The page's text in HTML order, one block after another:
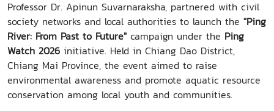
Professor Dr. Apinun Suvarnaraksha, partnered with civil
society networks and local authorities to launch the "Ping
River: From Past to Future" campaign under the Ping
Watch 2026 initiative. Held in Chiang Dao District,
Chiang Mai Province, the event aimed to raise
environmental awareness and promote aquatic resource
conservation among local youth and communities.